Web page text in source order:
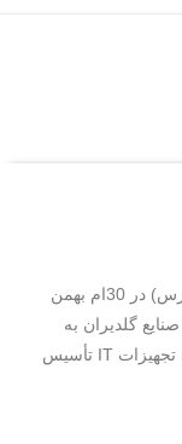
شرکت صنایع فناوران گلدیران مدیا (تینا همراه پارس) در 30ام بهمن
صنایع گلدیران به
صورت 100٪ خصوصی و باهدف فعالیت در حوزه تجهیزات IT تأسیس